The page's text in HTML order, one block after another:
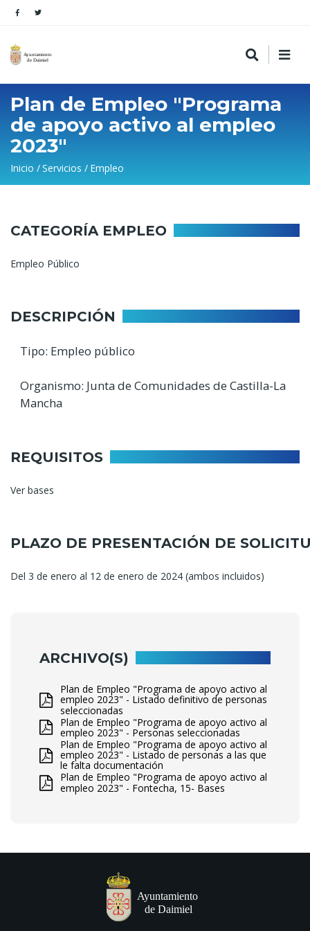
Plan de Empleo "Programa
de apoyo activo al empleo
2023"
Sobrescribir
enlaces
ayuda
a
la
Inicio Servicios Empleo
CATEGORÍA EMPLEO
Empleo Público
DESCRIPCIÓN
Tipo: Empleo público
Organismo: Junta de Comunidades de Castilla-La
Mancha
REQUISITOS
Ver bases
PLAZO DE PRESENTACIÓN DE
Del 3 de enero al 12 de enero de 2024 (ambos incluidos)
ARCHIVO(S)
Plan de Empleo "Programa de apoyo activo al
empleo 2023" - Listado definitivo de personas
seleccionadas
Plan de Empleo "Programa de apoyo activo al
empleo 2023" - Personas seleccionadas
Plan de Empleo "Programa de apoyo activo al
empleo 2023" - Listado de personas a las que
le falta documentación
Plan de Empleo "Programa de apoyo activo al
empleo 2023" - Fontecha, 15- Bases